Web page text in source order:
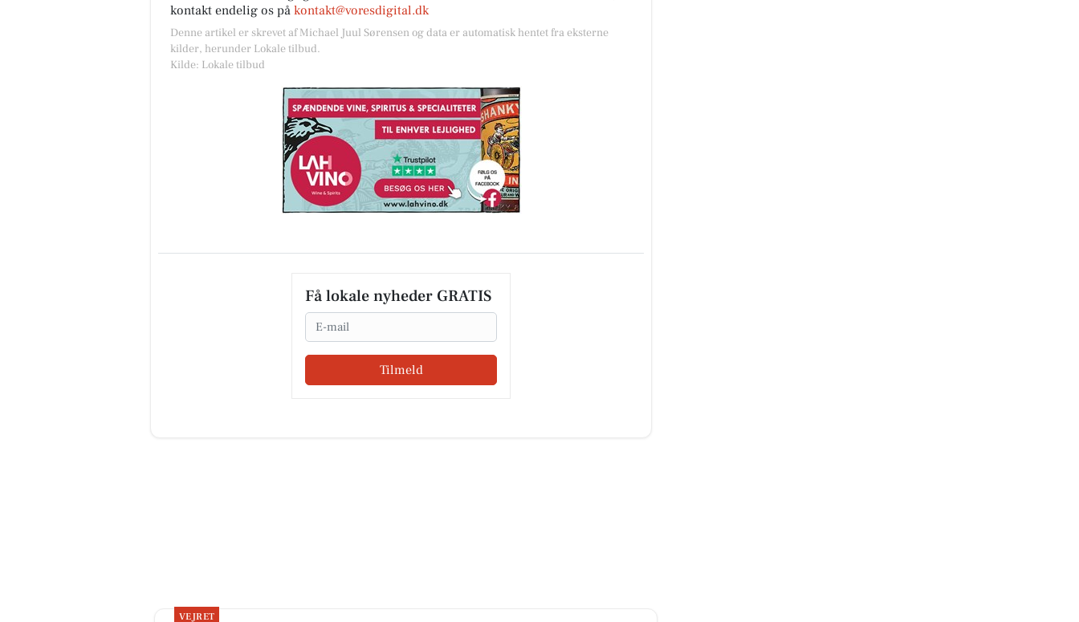
kontakt endelig os på kontakt@voresdigital.dk
Denne artikel er skrevet af Michael Juul Sørensen og data er automatisk hentet fra eksterne
kilder, herunder Lokale tilbud.
Kilde: Lokale tilbud
Få lokale nyheder GRATIS
Email
Tilmeld
VEJRET